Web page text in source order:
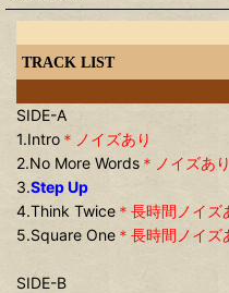
TRACK LIST
SIDE-A
1.Intro ＊ノイズあり
2.No More Words ＊ノイズあり
3.Step Up
4.Think Twice ＊長時間ノイズ
5.Square One ＊長時間ノイズ
SIDE-B